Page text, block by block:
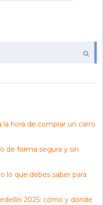
la hora de comprar un carro
de forma segura y sin
lo que debes saber para
2025: cómo y dónde